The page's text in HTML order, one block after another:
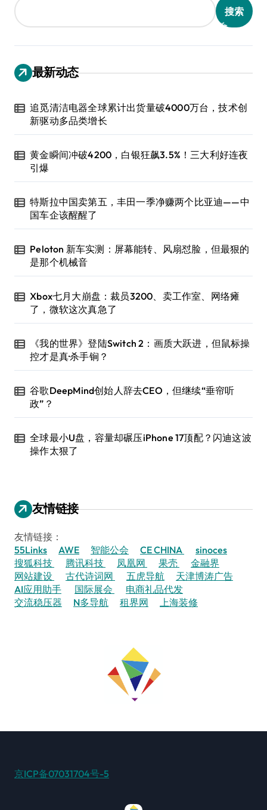
搜索
最新动态
追觅清洁电器全球累计出货量破4000万台，技术创
新驱动多品类增长
黄金瞬间冲破4200，白银狂飙3.5%！三大利好连夜
引爆
特斯拉中国卖第五，丰田一季净赚两个比亚迪——中
国车企该醒醒了
Peloton 新车实测：屏幕能转、风扇怼脸，但最狠的
是那个机械音
Xbox七月大崩盘：裁员3200、卖工作室、网络瘫
了，微软这次真急了
《我的世界》登陆Switch 2：画质大跃进，但鼠标操
控才是真·杀手锏？
谷歌DeepMind创始人辞去CEO，但继续“垂帘听
政”？
全球最小U盘，容量却碾压iPhone 17顶配？闪迪这波
操作太狠了
友情链接
友情链接：
55Links
AWE 智能公会 CE CHINA
sinoces
搜狐科技
腾讯科技 凤凰网 果壳
金融界
网站建设
古代诗词网 五虎导航
天津博涛广告
AI应用助手
国际展会
电商礼品代发
交流稳压器
N多导航 租界网 上海装修
京ICP备07031704号-5